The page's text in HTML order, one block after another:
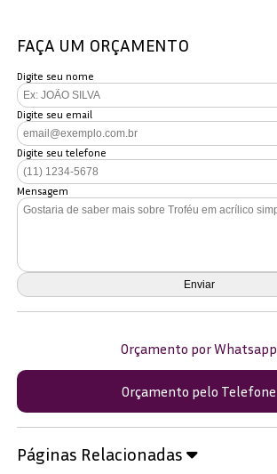
FAÇA UM ORÇAMENTO
Digite seu nome
Digite seu email
Digite seu telefone
Mensagem
Orçamento por Whatsapp
Orçamento pelo Telefone
Páginas Relacionadas